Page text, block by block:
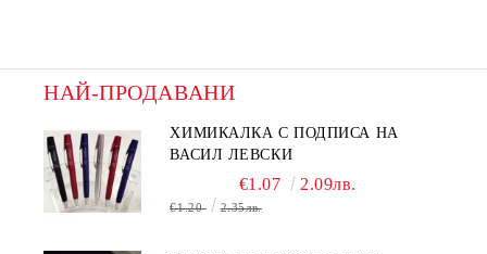
НАЙ-ПРОДАВАНИ
ХИМИКАЛКА С ПОДПИСА НА
ВАСИЛ ЛЕВСКИ
€1.07 2.09лв.
€1.20 2.35лв.